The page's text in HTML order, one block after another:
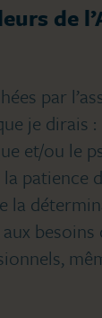
de
par
je dirais :
et/ou le
la
la